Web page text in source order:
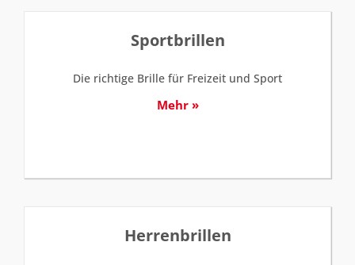
Sportbrillen
Die richtige Brille für Freizeit und Sport
Mehr »
Herrenbrillen